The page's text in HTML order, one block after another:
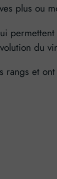
plus ou
du
et